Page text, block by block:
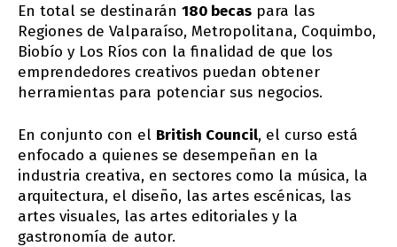
En total se destinarán 180 becas para las
Regiones de Valparaíso, Metropolitana, Coquimbo,
Biobío y Los Ríos con la finalidad de que los
emprendedores creativos puedan obtener
herramientas para potenciar sus negocios.
En conjunto con el British Council, el curso está
enfocado a quienes se desempeñan en la
industria creativa, en sectores como la música, la
arquitectura, el diseño, las artes escénicas, las
artes visuales, las artes editoriales y la
gastronomía de autor.